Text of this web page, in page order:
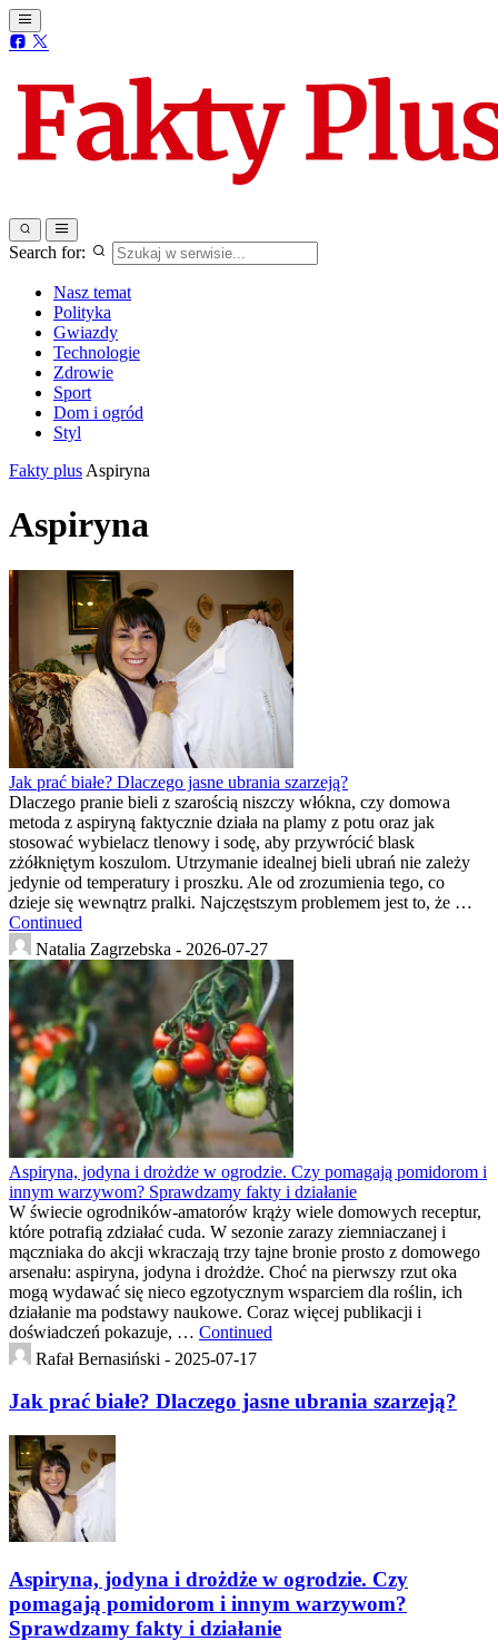
Search for:
Nasz temat
Polityka
Gwiazdy
Technologie
Zdrowie
Sport
Dom i ogród
Styl
Fakty plus Aspiryna
Aspiryna
Jak prać białe? Dlaczego jasne ubrania szarzeją?
Dlaczego pranie bieli z szarością niszczy włókna, czy domowa
metoda z aspiryną faktycznie działa na plamy z potu oraz jak
stosować wybielacz tlenowy i sodę, aby przywrócić blask
zżółkniętym koszulom. Utrzymanie idealnej bieli ubrań nie zależy
jedynie od temperatury i proszku. Ale od zrozumienia tego, co
dzieje się wewnątrz pralki. Najczęstszym problemem jest to, że …
Continued
Natalia Zagrzebska - 2026-07-27
Aspiryna, jodyna i drożdże w ogrodzie. Czy pomagają pomidorom i
innym warzywom? Sprawdzamy fakty i działanie
W świecie ogrodników-amatorów krąży wiele domowych receptur,
które potrafią zdziałać cuda. W sezonie zarazy ziemniaczanej i
mączniaka do akcji wkraczają trzy tajne bronie prosto z domowego
arsenału: aspiryna, jodyna i drożdże. Choć na pierwszy rzut oka
mogą wydawać się nieco egzotycznym wsparciem dla roślin, ich
działanie ma podstawy naukowe. Coraz więcej publikacji i
doświadczeń pokazuje, … Continued
Rafał Bernasiński - 2025-07-17
Jak prać białe? Dlaczego jasne ubrania szarzeją?
Aspiryna, jodyna i drożdże w ogrodzie. Czy
pomagają pomidorom i innym warzywom?
Sprawdzamy fakty i działanie